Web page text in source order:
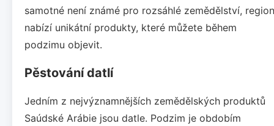
samotné není známé pro rozsáhlé zemědělství, region
nabízí unikátní produkty, které můžete během
podzimu objevit.
Pěstování datlí
Jedním z nejvýznamnějších zemědělských produktů
Saúdské Arábie jsou datle. Podzim je obdobím